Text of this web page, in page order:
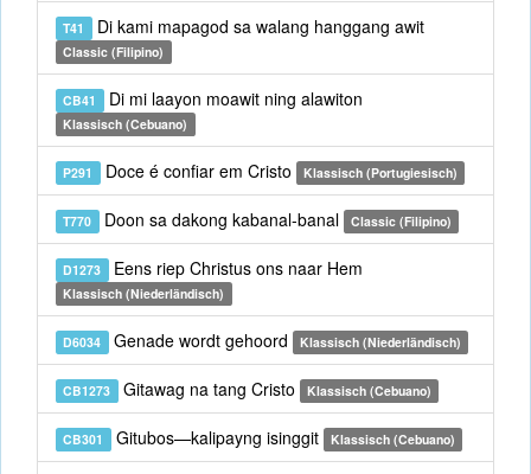
T41 Di kami mapagod sa walang hanggang awit
Classic (Filipino)
CB41 Di mi laayon moawit ning alawiton
Klassisch (Cebuano)
P291 Doce é confiar em Cristo Klassisch (Portugiesisch)
T770 Doon sa dakong kabanal-banal Classic (Filipino)
D1273 Eens riep Christus ons naar Hem
Klassisch (Niederländisch)
D6034 Genade wordt gehoord Klassisch (Niederländisch)
CB1273 Gitawag na tang Cristo Klassisch (Cebuano)
CB301 Gitubos—kalipayng isinggit Klassisch (Cebuano)